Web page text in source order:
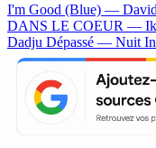
I'm Good (Blue) —
DANS LE COEUR —
Dadju Dépassé — Nuit